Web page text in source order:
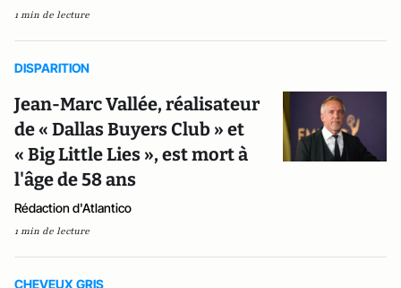
1 min de lecture
DISPARITION
Jean-Marc Vallée, réalisateur
de « Dallas Buyers Club » et
« Big Little Lies », est mort à
l'âge de 58 ans
Rédaction d'Atlantico
1 min de lecture
CHEVEUX GRIS